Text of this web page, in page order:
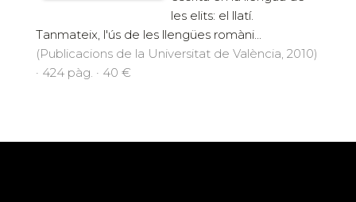
les elits: el llatí.
Tanmateix, l'ús de les llengües romàni...
(Publicacions de la Universitat de València, 2010)
· 424 pàg. · 40 €